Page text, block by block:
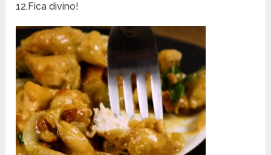
12.Fica divino!